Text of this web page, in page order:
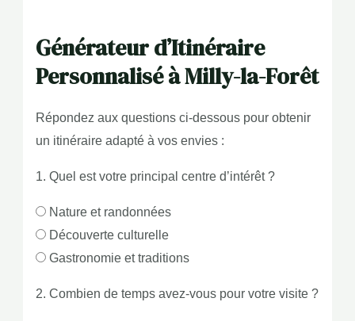
Générateur d’Itinéraire
Personnalisé à Milly-la-Forêt
Répondez aux questions ci-dessous pour obtenir
un itinéraire adapté à vos envies :
1. Quel est votre principal centre d’intérêt ?
Nature et randonnées
Découverte culturelle
Gastronomie et traditions
2. Combien de temps avez-vous pour votre visite ?